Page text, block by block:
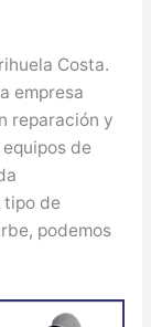
Costa.
empresa
reparación y
de
tipo de
podemos